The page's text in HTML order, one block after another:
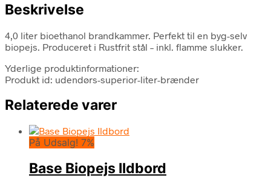
Beskrivelse
4,0 liter bioethanol brandkammer. Perfekt til en byg-selv
biopejs. Produceret i Rustfrit stål – inkl. flamme slukker.
Yderlige produktinformationer:
Produkt id: udendørs-superior-liter-brænder
Relaterede varer
På Udsalg! 7%
Base Biopejs Ildbord